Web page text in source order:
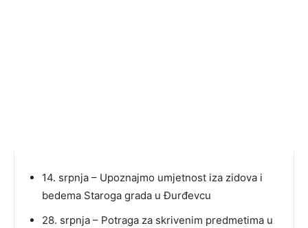
14. srpnja – Upoznajmo umjetnost iza zidova i
bedema Staroga grada u Đurđevcu
28. srpnja – Potraga za skrivenim predmetima u